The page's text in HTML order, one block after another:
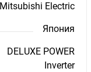
Mitsubishi Electric
Япония
DELUXE POWER
Inverter